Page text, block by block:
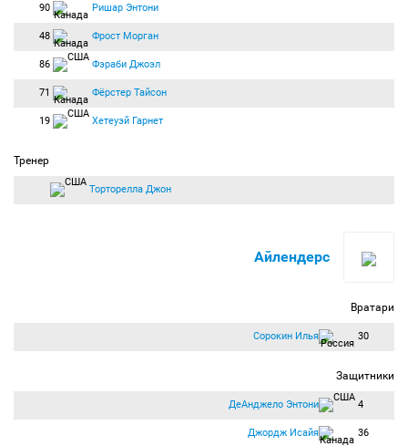
90 Ришар Энтони
48 Фрост Морган
86 Фэраби Джоэл
71 Фёрстер Тайсон
19 Хетеуэй Гарнет
Тренер
Торторелла Джон
Айлендерс
Вратари
Сорокин Илья 30
Защитники
ДеАнджело Энтони 4
Джордж Исайя 36